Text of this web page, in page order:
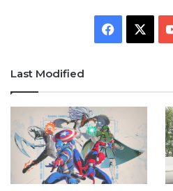
Facebook
Last Modified